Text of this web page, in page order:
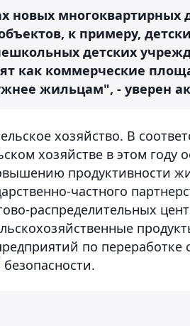
новых многоквартирных
к примеру,
детских
как коммерческие
жильцам", - уверен
хозяйство. В
хозяйстве в этом году
продуктивности
частного
распределительных
по переработке